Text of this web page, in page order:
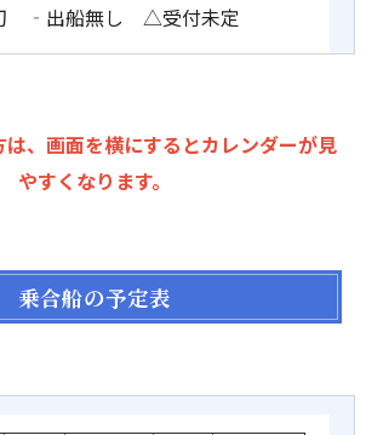
‐出船無し △受付未定
、画面を横にするとカレンダーが見
やすくなります。
乗合船の予定表